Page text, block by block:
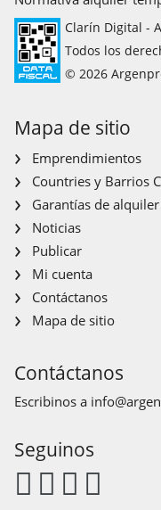
Clarín Digital -
Todos los
© 2026
Mapa de sitio
Emprendimientos
Countries y Barrios
Garantías de alquiler
Noticias
Publicar
Mi cuenta
Contáctanos
Mapa de sitio
Contáctanos
Escribinos a
Seguinos